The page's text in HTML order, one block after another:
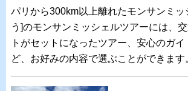
パリから300km以上離れたモンサンミッ
う]のモンサンミッシェルツアーには、
トがセットになったツアー、安心のガ
ど、お好みの内容で選ぶことができます